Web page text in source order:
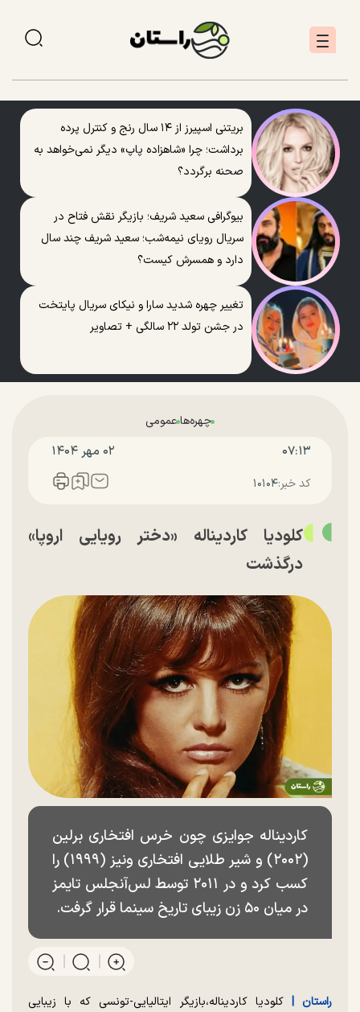
بریتنی اسپیرز از ۱۴ سال رنج و کنترل پرده
برداشت؛ چرا «شاهزاده پاپ» دیگر نمی‌خواهد به
صحنه برگردد؟
بیوگرافی سعید شریف؛ بازیگر نقش فتاح در
سریال رویای نیمه‌شب؛ سعید شریف چند سال
دارد و همسرش کیست؟
تغییر چهره شدید سارا و نیکای سریال پایتخت
در جشن تولد ۲۲ سالگی + تصاویر
چهره‌هاعمومی
۰۷:۱۳ ۰۲ مهر ۱۴۰۴
کد خبر:۱۰۱۰۴
کلودیا کاردیناله «دختر رویایی اروپا»
درگذشت
کاردیناله جوایزی چون خرس افتخاری برلین
(۲۰۰۲) و شیر طلایی افتخاری ونیز (۱۹۹۹) را
کسب کرد و در ۲۰۱۱ توسط لس‌آنجلس تایمز
در میان ۵۰ زن زیبای تاریخ سینما قرار گرفت.
راستان | کلودیا کاردیناله،بازیگر ایتالیایی-تونسی که با زیبایی